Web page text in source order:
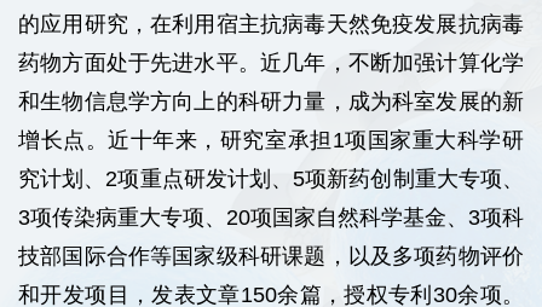
的应用研究，在利用宿主抗病毒天然免疫发展抗病毒
药物方面处于先进水平。近几年，不断加强计算化学
和生物信息学方向上的科研力量，成为科室发展的新
增长点。近十年来，研究室承担1项国家重大科学研
究计划、2项重点研发计划、5项新药创制重大专项、
3项传染病重大专项、20项国家自然科学基金、3项科
技部国际合作等国家级科研课题，以及多项药物评价
和开发项目，发表文章150余篇，授权专利30余项。